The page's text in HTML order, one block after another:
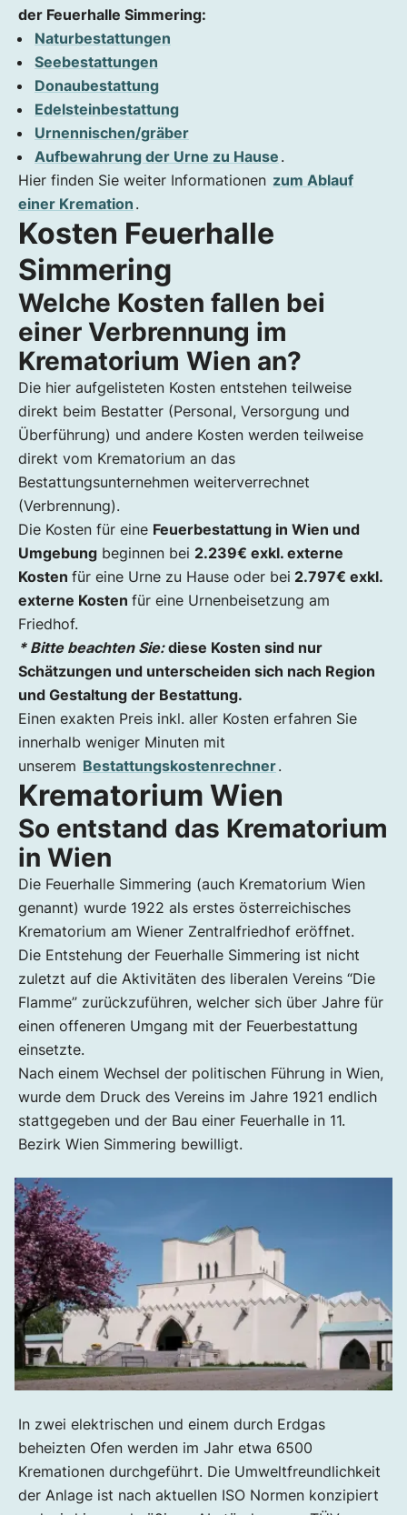
der Feuerhalle Simmering:
Naturbestattungen
Seebestattungen
Donaubestattung
Edelsteinbestattung
Urnennischen/gräber
Aufbewahrung der Urne zu Hause .
Hier finden Sie weiter Informationen zum Ablauf
einer Kremation .
Kosten Feuerhalle
Simmering
Welche Kosten fallen bei
einer Verbrennung im
Krematorium Wien an?
Die hier aufgelisteten Kosten entstehen teilweise
direkt beim Bestatter (Personal, Versorgung und
Überführung) und andere Kosten werden teilweise
direkt vom Krematorium an das
Bestattungsunternehmen weiterverrechnet
(Verbrennung).
Die Kosten für eine Feuerbestattung in Wien und
Umgebung beginnen bei 2.239€ exkl. externe
Kosten für eine Urne zu Hause oder bei 2.797€ exkl.
externe Kosten für eine Urnenbeisetzung am
Friedhof.
* Bitte beachten Sie:diese Kosten sind nur
Schätzungen und unterscheiden sich nach Region
und Gestaltung der Bestattung.
Einen exakten Preis inkl. aller Kosten erfahren Sie
innerhalb weniger Minuten mit
unserem Bestattungskostenrechner.
Krematorium Wien
So entstand das Krematorium
in Wien
Die Feuerhalle Simmering (auch Krematorium Wien
genannt) wurde 1922 als erstes österreichisches
Krematorium am Wiener Zentralfriedhof eröffnet.
Die Entstehung der Feuerhalle Simmering ist nicht
zuletzt auf die Aktivitäten des liberalen Vereins “Die
Flamme” zurückzuführen, welcher sich über Jahre für
einen offeneren Umgang mit der Feuerbestattung
einsetzte.
Nach einem Wechsel der politischen Führung in Wien,
wurde dem Druck des Vereins im Jahre 1921 endlich
stattgegeben und der Bau einer Feuerhalle in 11.
Bezirk Wien Simmering bewilligt.
In zwei elektrischen und einem durch Erdgas
beheizten Ofen werden im Jahr etwa 6500
Kremationen durchgeführt. Die Umweltfreundlichkeit
der Anlage ist nach aktuellen ISO Normen konzipiert